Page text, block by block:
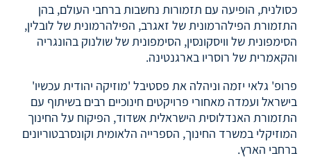
כסולנית, הופיעה עם תזמורות נחשבות ברחבי העולם, בהן
התזמורת הפילהרמונית של זאגרב, הפילהרמונית של לובלין,
הסימפונית של וויסקונסין, הסימפונית של שולנוק בהונגריה
והקאמרית של רוסריו בארגנטינה.
פרופ' גלאי יזמה וניהלה את פסטיבל 'מוזיקה יהודית עכשיו'
בישראל ועמדה מאחורי פרויקטים חינוכיים רבים בשיתוף עם
התזמורת האנדלוסית הישראלית אשדוד, הפיקוח על החינוך
המוזיקלי במשרד החינוך, הספרייה הלאומית וקונסרבטוריונים
ברחבי הארץ.